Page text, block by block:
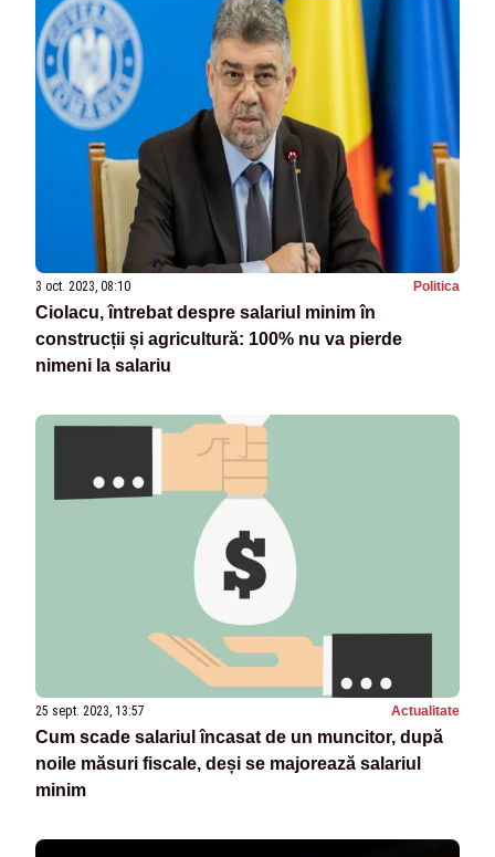
3 oct. 2023, 08:10 Politica
Ciolacu, întrebat despre salariul minim în
construcții și agricultură: 100% nu va pierde
nimeni la salariu
25 sept. 2023, 13:57 Actualitate
Cum scade salariul încasat de un muncitor, după
noile măsuri fiscale, deși se majorează salariul
minim